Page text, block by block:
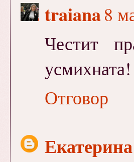
traiana8
Честит
усмихната!
Отговор
Екатерина